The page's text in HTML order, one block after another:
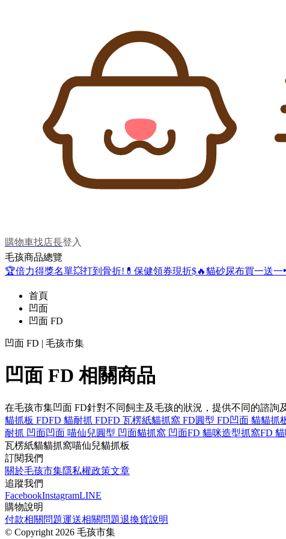
購物車找店長登入
毛孩商品總覽
🏆倍力得獎名單💥打到骨折! 💊保健領券現折$🔥貓砂尿布買一送一
首頁
凹面
凹面 FD
凹面 FD | 毛孩市集
凹面 FD 相關商品
在毛孩市集凹面 FD針對不同飼主及毛孩的狀況，提供不同的諮詢
貓抓板 FDFD 貓耐抓 FDFD 瓦楞紙貓抓窩 FD圓型 FD凹面 貓貓抓
耐抓 凹面凹面 喵仙兒圓型 凹面貓抓窩 凹面FD 貓咪造型抓窩FD
瓦楞紙貓貓抓窩喵仙兒貓抓板
訂閱我們
關於毛孩市集隱私權政策文章
追蹤我們
FacebookInstagramLINE
購物說明
付款相關問題運送相關問題退換貨說明
© Copyright 2026 毛孩市集